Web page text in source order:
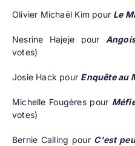
Olivier Michaël Kim pour Le
Nesrine Hajeje pour
votes)
Josie Hack pour Enquête au
Michelle Fougères pour
votes)
Bernie Calling pour C'est